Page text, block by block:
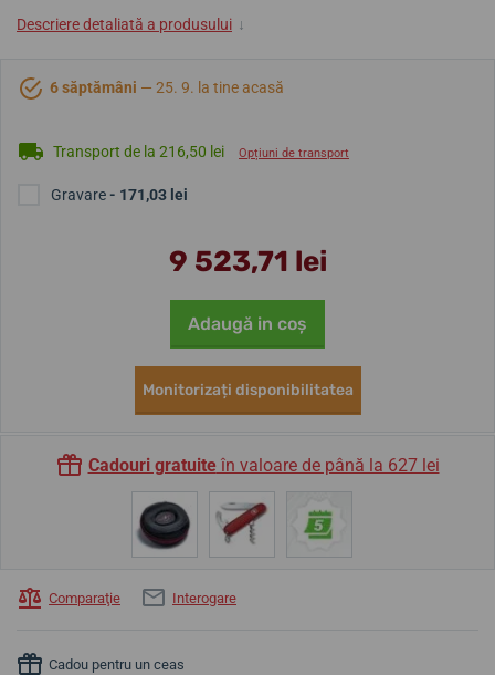
Descriere detaliată a produsului ↓
6 săptămâni — 25. 9. la tine acasă
Transport de la 216,50 lei Opțiuni de transport
Gravare- 171,03 lei
9 523,71 lei
Adaugă in coş
Monitorizați disponibilitatea
Cadouri gratuiteîn valoare de până la 627 lei
Comparaţie Interogare
Cadou pentru un ceas